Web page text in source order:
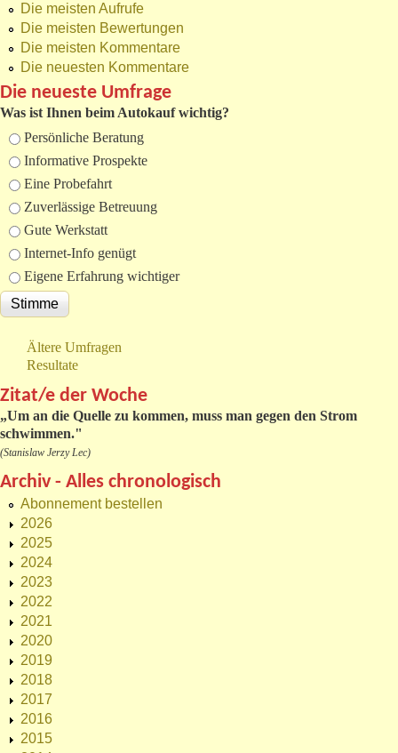
Die meisten Aufrufe
Die meisten Bewertungen
Die meisten Kommentare
Die neuesten Kommentare
Die neueste Umfrage
Was ist Ihnen beim Autokauf wichtig?
Auswahlmöglichkeiten
Persönliche Beratung
Informative Prospekte
Eine Probefahrt
Zuverlässige Betreuung
Gute Werkstatt
Internet-Info genügt
Eigene Erfahrung wichtiger
Ältere Umfragen
Resultate
Zitat/e der Woche
„Um an die Quelle zu kommen, muss man gegen den Strom
schwimmen."
(Stanislaw Jerzy Lec)
Archiv - Alles chronologisch
Abonnement bestellen
2026
2025
2024
2023
2022
2021
2020
2019
2018
2017
2016
2015